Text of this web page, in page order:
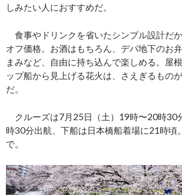
しみたい人におすすめだ。
食事やドリンクを省いたシンプル設計だ
オフ価格。お酒はもちろん、デパ地下のお
まみなど、自由に持ち込んで楽しめる。屋
ップ船から見上げる花火は、さえぎるもの
だ。
クルーズは7月25日（土）19時〜20時30
時30分出航、下船は日本橋船着場に21時頃
で。